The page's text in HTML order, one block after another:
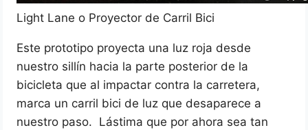
Light Lane o Proyector de Carril Bici
Este prototipo proyecta una luz roja desde
nuestro sillín hacia la parte posterior de la
bicicleta que al impactar contra la carretera,
marca un carril bici de luz que desaparece a
nuestro paso. Lástima que por ahora sea tan